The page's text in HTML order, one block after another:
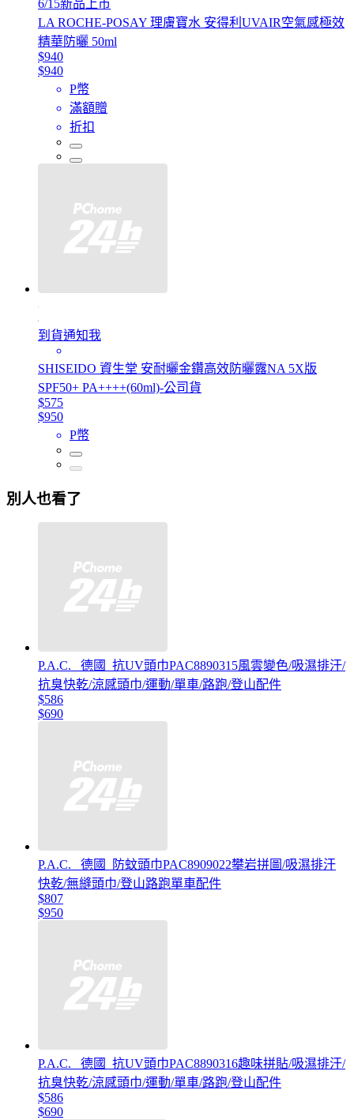
6/15新品上市
LA ROCHE-POSAY 理膚寶水 安得利UVAIR空氣感極效
精華防曬 50ml
$940
$940
P幣
滿額贈
折扣
到貨通知我
SHISEIDO 資生堂 安耐曬金鑽高效防曬露NA 5X版
SPF50+ PA++++(60ml)-公司貨
$575
$950
P幣
別人也看了
P.A.C. _德國_抗UV頭巾PAC8890315風雲變色/吸濕排汗/
抗臭快乾/涼感頭巾/運動/單車/路跑/登山配件
$586
$690
P.A.C. _德國_防蚊頭巾PAC8909022攀岩拼圖/吸濕排汗
快乾/無縫頭巾/登山路跑單車配件
$807
$950
P.A.C. _德國_抗UV頭巾PAC8890316趣味拼貼/吸濕排汗/
抗臭快乾/涼感頭巾/運動/單車/路跑/登山配件
$586
$690